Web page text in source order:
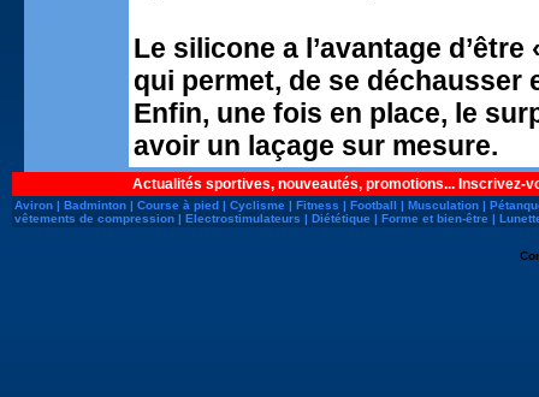
Le silicone a l’avantage
qui permet, de se déchausser
Enfin, une fois en place, le
avoir un laçage sur mesure.
Actualités sportives, nouveautés, promotions... Inscrivez-
Aviron | Badminton | Course à pied | Cyclisme | Fitness | Football | Musculation |
vêtements de compression | Electrostimulateurs | Diététique | Forme et bien-être |